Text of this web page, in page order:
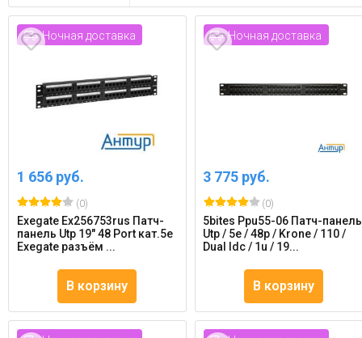
Ночная доставка
1 656 руб.
(0)
Exegate Ex256753rus Патч-
панель Utp 19" 48 Port кат.5e
Exegate разъём ...
В корзину
Ночная доставка
3 775 руб.
(0)
5bites Ppu55-06 Патч-панель
Utp / 5e / 48p / Krone / 110 /
Dual Idc / 1u / 19...
В корзину